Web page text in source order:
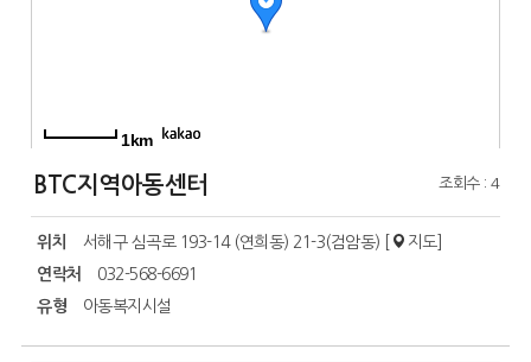
1km
BTC지역아동센터 조회수 : 4
위치 서해구 심곡로 193-14 (연희동) 21-3(검암동) [ 지도]
연락처
032-568-6691
유형
아동복지시설